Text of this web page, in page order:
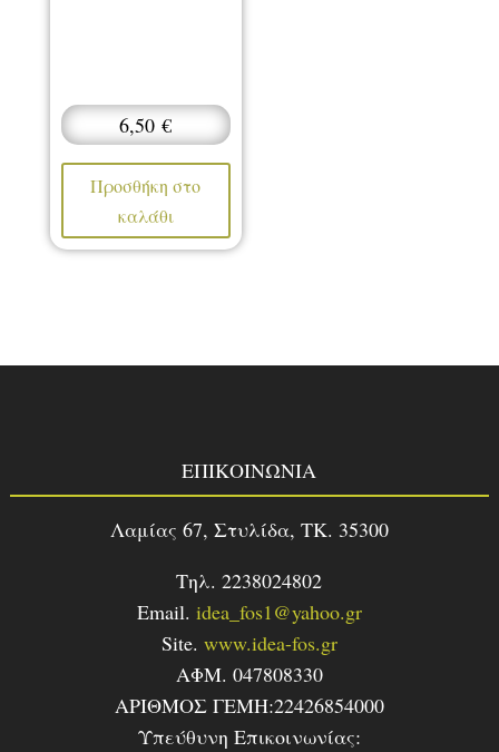
6,50€
Προσθήκη στο
καλάθι
ΕΠΙΚΟΙΝΩΝΙΑ
Λαμίας 67, Στυλίδα, TK. 35300
Τηλ. 2238024802
Email. idea_fos1@yahoo.gr
Site. www.idea-fos.gr
ΑΦΜ. 047808330
ΑΡΙΘΜΟΣ ΓΕΜΗ:22426854000
Υπεύθυνη Επικοινωνίας: